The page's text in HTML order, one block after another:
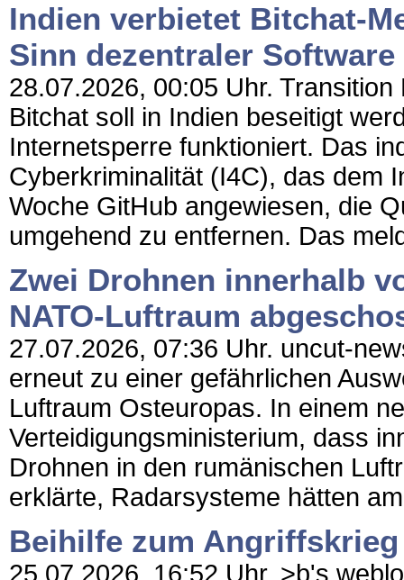
Indien verbietet Bitchat-
Sinn dezentraler Software
28.07.2026, 00:05 Uhr.
Bitchat soll in Indien beseitigt
Internetsperre funktioniert. Das
Cyberkriminalität (I4C), das dem
Woche GitHub angewiesen, die
umgehend zu entfernen. Das
Zwei Drohnen innerhalb
NATO-Luftraum
27.07.2026, 07:36 Uhr. uncut-
erneut zu einer gefährlichen
Luftraum Osteuropas. In einem
Verteidigungsministerium, dass
Drohnen in den rumänischen
erklärte, Radarsysteme hätten
Beihilfe zum Angriffskrieg
25.07.2026, 16:52 Uhr. >b's